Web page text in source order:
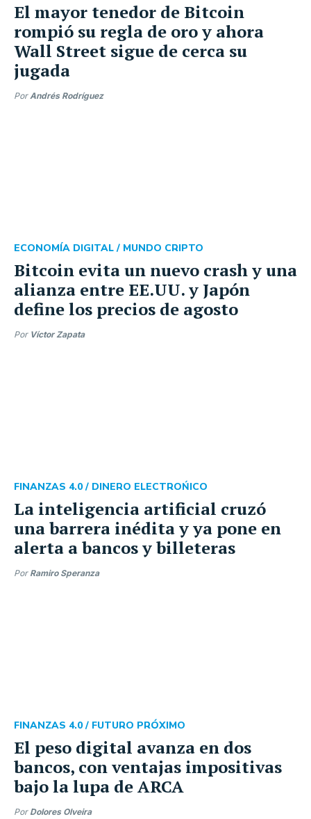
El mayor tenedor de Bitcoin
rompió su regla de oro y ahora
Wall Street sigue de cerca su
jugada
PorAndrés Rodríguez
Bitcoin evita un nuevo crash y una
alianza entre EE.UU. y Japón
define los precios de agosto
ECONOMÍA DIGITAL / MUNDO CRIPTO
Por Víctor Zapata
La inteligencia artificial cruzó
una barrera inédita y ya pone en
alerta a bancos y billeteras
FINANZAS 4.0 / DINERO ELECTROŃICO
Por Ramiro Speranza
El peso digital avanza en dos
bancos, con ventajas impositivas
bajo la lupa de ARCA
FINANZAS 4.0 / FUTURO PRÓXIMO
Por Dolores Olveira